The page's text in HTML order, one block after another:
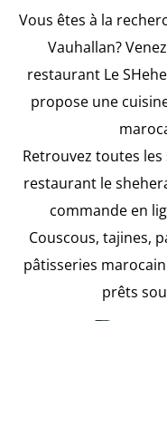
Vous êtes à la
Vauhallan?
restaurant Le
propose une
Retrouvez toutes
restaurant le
commande en
Couscous, tajines,
pâtisseries
prêts